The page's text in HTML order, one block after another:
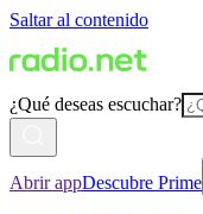
Saltar al contenido
¿Qué deseas escuchar?
Abrir appDescubre Prime